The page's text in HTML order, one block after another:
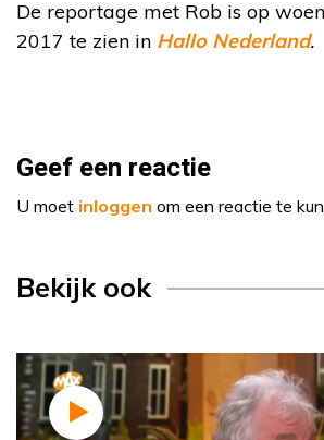
De reportage met Rob is op
2017 te zien in Hallo Nederland.
Geef een reactie
U moet inloggen om een reactie te
Bekijk ook